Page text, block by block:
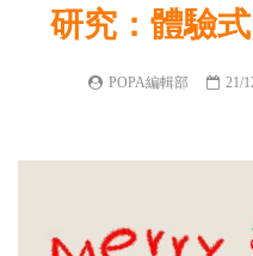
研究：體驗
POPA編輯部 21/